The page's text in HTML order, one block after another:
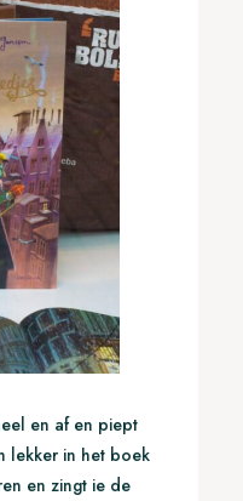
en af en piept
lekker in het boek
en zingt ie de